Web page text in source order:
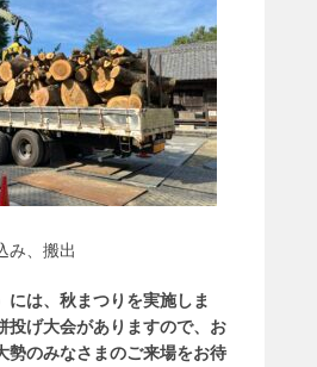
み、搬出
には、秋まつりを実施しま
投げ大会がありますので、お
勢のみなさまのご来場をお待